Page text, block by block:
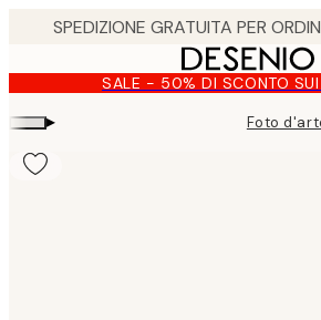
content.
SALE - 50% DI SCONTO SUI
▸ Foto